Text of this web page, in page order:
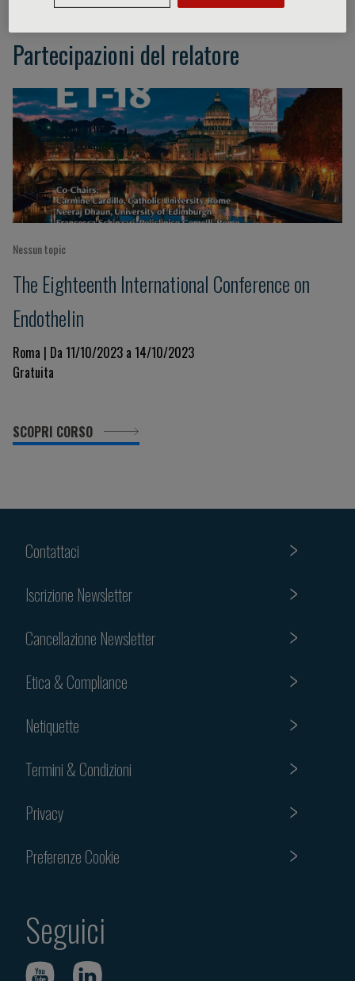
Partecipazioni del relatore
Nessun topic
The Eighteenth International Conference on
Endothelin
Roma | Da 11/10/2023 a 14/10/2023
Gratuita
SCOPRI CORSO
Contattaci
Iscrizione Newsletter
Cancellazione Newsletter
Etica & Compliance
Netiquette
Termini & Condizioni
Privacy
Preferenze Cookie
Seguici